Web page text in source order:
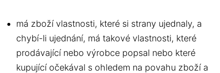
má zboží vlastnosti, které si strany ujednaly, a
chybí-li ujednání, má takové vlastnosti, které
prodávající nebo výrobce popsal nebo které
kupující očekával s ohledem na povahu zboží a